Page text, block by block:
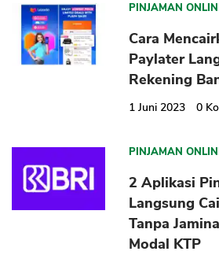
PINJAMAN
Cara
Paylater
Rekening
1 Juni 2023 0
PINJAMAN
2 Aplikasi
Langsung
Tanpa
Modal KTP